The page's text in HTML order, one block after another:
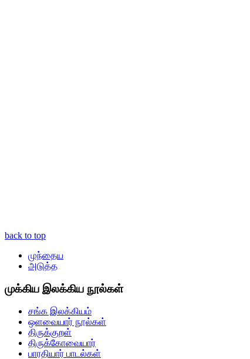
back to top
முந்தைய
அடுத்த
முக்கிய இலக்கிய நூல்கள்
சங்க இலக்கியம்
ஒளவையார் நூல்கள்
திருக்குறள்
திருக்கோவையார்
பாரதியார் பாடல்கள்